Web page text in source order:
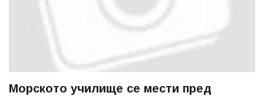
Морското училище се мести пред